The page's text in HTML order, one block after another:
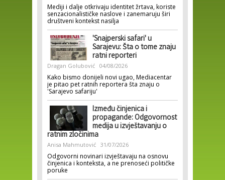
Mediji i dalje otkrivaju identitet žrtava, koriste
senzacionalističke naslove i zanemaruju širi
društveni kontekst nasilja
'Snajperski safari' u
Sarajevu: Šta o tome znaju
ratni reporteri
Dragan Golubović 04/08/2026
Kako bismo donijeli novi ugao, Mediacentar
je pitao pet ratnih reportera šta znaju o
'Sarajevo safariju'
Između činjenica i
propagande: Odgovornost
medija u izvještavanju o
ratnim zločinima
Anisa Mahmutović 31/07/2026
Odgovorni novinari izvještavaju na osnovu
činjenica i konteksta, a ne prenoseći političke
poruke